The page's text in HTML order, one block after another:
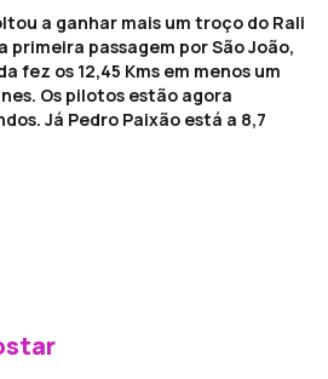
a ganhar mais um troço do Rali
primeira passagem por São João,
fez os 12,45 Kms em menos um
Os pilotos estão agora
Já Pedro Paixão está a 8,7